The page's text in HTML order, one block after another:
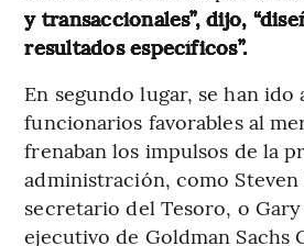
y transaccionales”, dijo,
resultados específicos”.
En segundo lugar, se han ido
funcionarios favorables al
frenaban los impulsos de la
administración, como
secretario del Tesoro, o
ejecutivo de Goldman Sachs